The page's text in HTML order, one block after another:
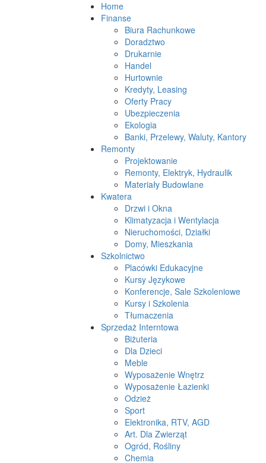
Home
Finanse
Biura Rachunkowe
Doradztwo
Drukarnie
Handel
Hurtownie
Kredyty, Leasing
Oferty Pracy
Ubezpieczenia
Ekologia
Banki, Przelewy, Waluty, Kantory
Remonty
Projektowanie
Remonty, Elektryk, Hydraulik
Materiały Budowlane
Kwatera
Drzwi i Okna
Klimatyzacja i Wentylacja
Nieruchomości, Działki
Domy, Mieszkania
Szkolnictwo
Placówki Edukacyjne
Kursy Językowe
Konferencje, Sale Szkoleniowe
Kursy i Szkolenia
Tłumaczenia
Sprzedaż Interntowa
Biżuteria
Dla Dzieci
Meble
Wyposażenie Wnętrz
Wyposażenie Łazienki
Odzież
Sport
Elektronika, RTV, AGD
Art. Dla Zwierząt
Ogród, Rośliny
Chemia